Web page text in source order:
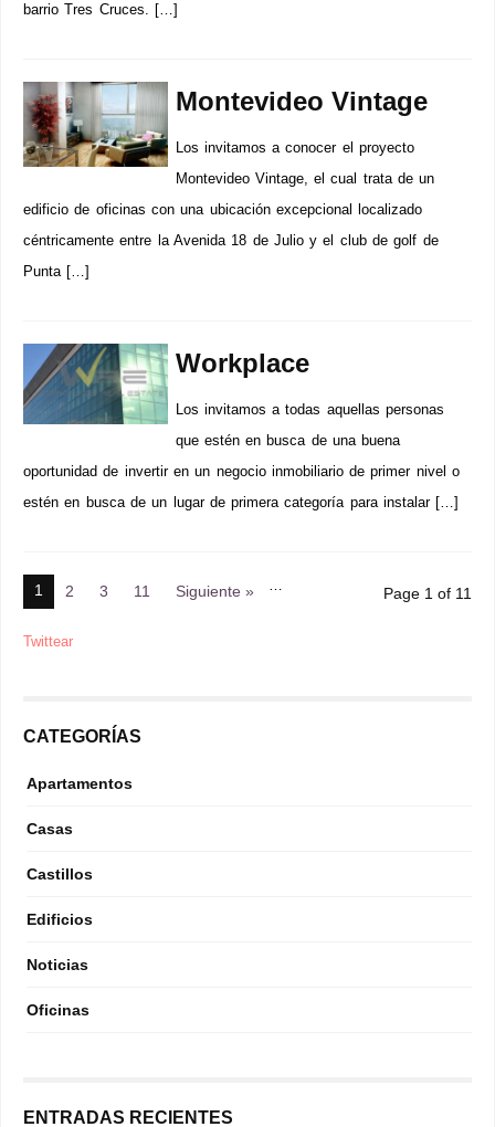
barrio Tres Cruces. […]
Montevideo Vintage
Los invitamos a conocer el proyecto
Montevideo Vintage, el cual trata de un
edificio de oficinas con una ubicación excepcional localizado
céntricamente entre la Avenida 18 de Julio y el club de golf de
Punta […]
Workplace
Los invitamos a todas aquellas personas
que estén en busca de una buena
oportunidad de invertir en un negocio inmobiliario de primer nivel o
estén en busca de un lugar de primera categoría para instalar […]
1 2 3 …
11 Siguiente » Page 1 of 11
Twittear
CATEGORÍAS
Apartamentos
Casas
Castillos
Edificios
Noticias
Oficinas
ENTRADAS RECIENTES